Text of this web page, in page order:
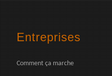
Entreprises
Comment ça marche